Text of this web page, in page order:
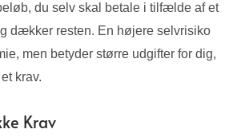
du selv skal betale i tilfælde af et
dækker resten. En højere selvrisiko
men betyder større udgifter for dig,
krav.
Krav